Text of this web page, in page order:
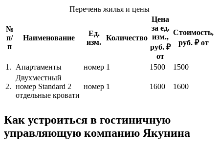
Перечень жилья и цены
№
п/
п
Наименование
Ед.
изм.
Количество
Цена
за ед.
изм.,
руб. ₽
от
Стоимость,
руб. ₽ от
1. Апартаменты номер 1 1500 1500
2.
Двухместный
номер Standard 2
отдельные кровати
номер 1 1600 1600
Как устроиться в гостиничную
управляющую компанию Якунина